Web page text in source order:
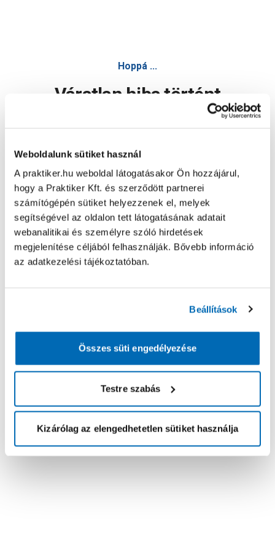
Weboldalunk sütiket használ
A praktiker.hu weboldal látogatásakor Ön hozzájárul,
hogy a Praktiker Kft. és szerződött partnerei
számítógépén sütiket helyezzenek el, melyek
segítségével az oldalon tett látogatásának adatait
webanalitikai és személyre szóló hirdetések
megjelenítése céljából felhasználják. Bővebb információ
az adatkezelési tájékoztatóban.
Beállítások
Összes süti engedélyezése
Testre szabás
Kizárólag az elengedhetetlen sütiket használja
Hoppá ...
Váratlan hiba történt
Oldal újratöltése